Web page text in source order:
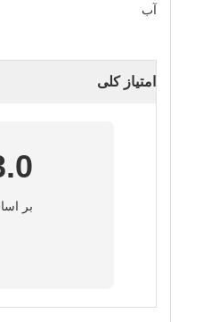
آب
امتیاز کلی
بر اساس 50 بررسی برای